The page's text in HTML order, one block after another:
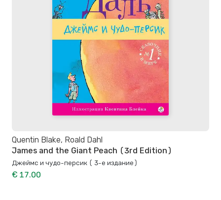
Quentin Blake, Roald Dahl
James and the Giant Peach (3rd Edition)
Джеймс и чудо-персик ( 3-е издание)
€ 17.00